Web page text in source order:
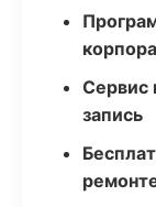
Сервис
запись